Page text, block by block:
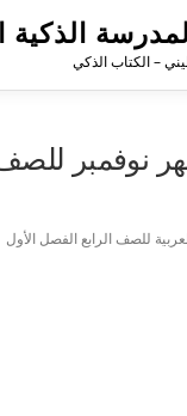
الذكية
– الكتاب الذكي
نوفمبر للصف
للصف الرابع الفصل الأول